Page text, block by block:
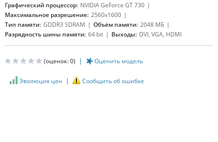
Графический процессор: NVIDIA GeForce GT 730
Максимальное разрешение: 2560x1600
Тип памяти: GDDR3 SDRAM Объём памяти: 2048 МБ
Разрядность шины памяти: 64 bit Выходы: DVI, VGA, HDMI
(оценок:0) Оценить модель
Эволюция цен Сообщить об ошибке